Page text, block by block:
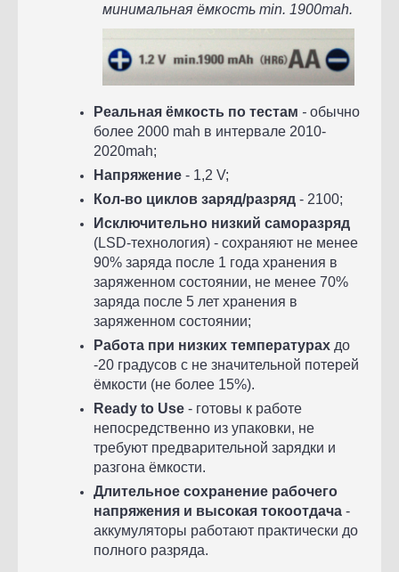
минимальная ёмкость min. 1900mah.
Реальная ёмкость по тестам - обычно
более 2000 mah в интервале 2010-
2020mah;
Напряжение - 1,2 V;
Кол-во циклов заряд/разряд - 2100;
Исключительно низкий саморазряд
(LSD-технология) - сохраняют не менее
90% заряда после 1 года хранения в
заряженном состоянии, не менее 70%
заряда после 5 лет хранения в
заряженном состоянии;
Работа при низких температурах до
-20 градусов с не значительной потерей
ёмкости (не более 15%).
Ready to Use - готовы к работе
непосредственно из упаковки, не
требуют предварительной зарядки и
разгона ёмкости.
Длительное сохранение рабочего
напряжения и высокая токоотдача -
аккумуляторы работают практически до
полного разряда.